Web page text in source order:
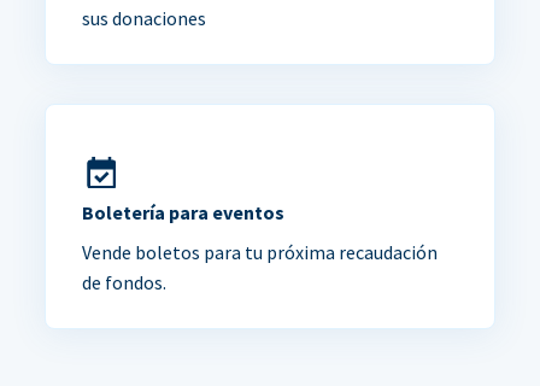
sus donaciones
Boletería para eventos
Vende boletos para tu próxima recaudación
de fondos.